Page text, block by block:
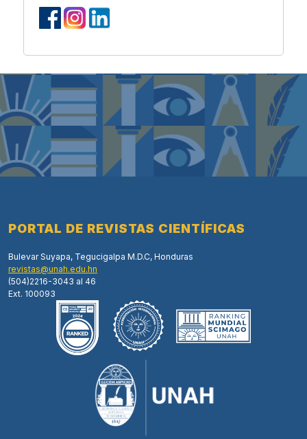
PORTAL DE REVISTAS CIENTÍFICAS
Bulevar Suyapa, Tegucigalpa M.D.C, Honduras
revistas@unah.edu.hn
(504)2216-3043 al 46
Ext. 100093